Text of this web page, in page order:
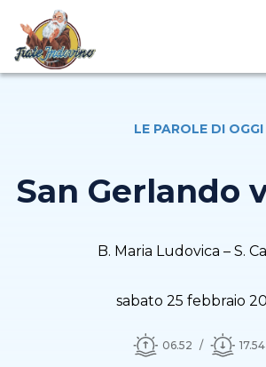
LE PAROLE DI OGGI
San Gerlando
B. Maria Ludovica – S.
sabato 25 febbraio
06.52 17.54